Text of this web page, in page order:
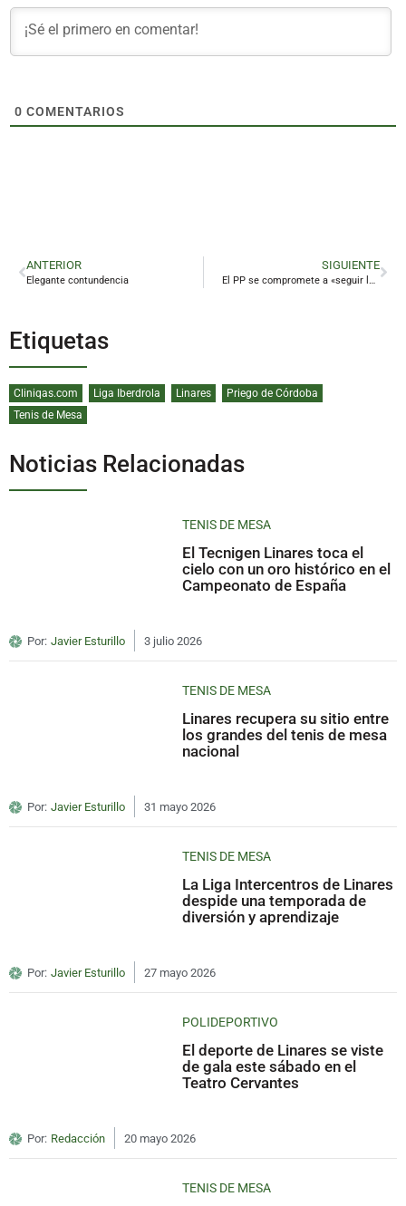
0 COMENTARIOS
ANTERIOR
Elegante contundencia
SIGUIENTE
El PP se compromete a «seguir luchando por el ferrocarril en la provincia con la sociedad de la mano»
Etiquetas
Cliniqas.com Liga Iberdrola Linares
Priego de Córdoba
Tenis de Mesa
Noticias Relacionadas
TENIS DE MESA
El Tecnigen Linares toca el
cielo con un oro histórico en el
Campeonato de España
Por: Javier Esturillo 3 julio 2026
TENIS DE MESA
Linares recupera su sitio entre
los grandes del tenis de mesa
nacional
Por: Javier Esturillo 31 mayo 2026
TENIS DE MESA
La Liga Intercentros de Linares
despide una temporada de
diversión y aprendizaje
Por: Javier Esturillo 27 mayo 2026
POLIDEPORTIVO
El deporte de Linares se viste
de gala este sábado en el
Teatro Cervantes
Por: Redacción 20 mayo 2026
TENIS DE MESA